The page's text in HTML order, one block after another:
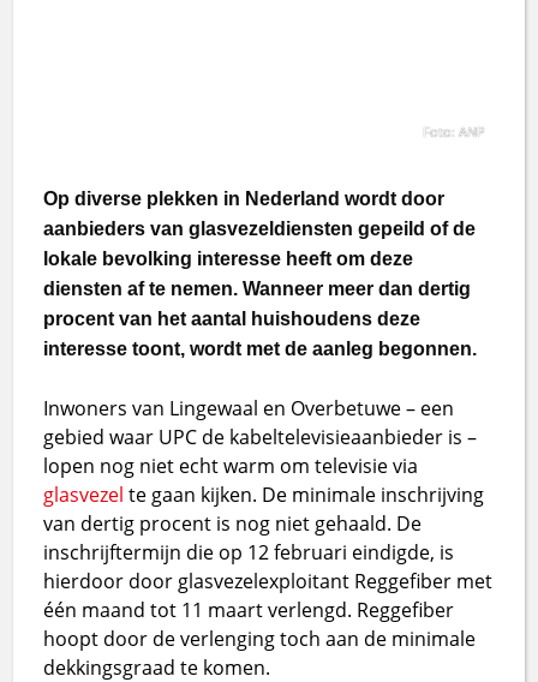
Foto: ANP
Op diverse plekken in Nederland wordt door
aanbieders van glasvezeldiensten gepeild of de
lokale bevolking interesse heeft om deze
diensten af te nemen. Wanneer meer dan dertig
procent van het aantal huishoudens deze
interesse toont, wordt met de aanleg begonnen.
Inwoners van Lingewaal en Overbetuwe – een
gebied waar UPC de kabeltelevisieaanbieder is –
lopen nog niet echt warm om televisie via
glasvezelte gaan kijken. De minimale inschrijving
van dertig procent is nog niet gehaald. De
inschrijftermijn die op 12 februari eindigde, is
hierdoor door glasvezelexploitant Reggefiber met
één maand tot 11 maart verlengd. Reggefiber
hoopt door de verlenging toch aan de minimale
dekkingsgraad te komen.